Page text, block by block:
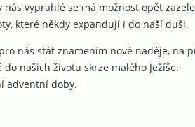
nás vyprahlé se má možnost opět
které někdy expandují i do naší duši.
nás stát znamením nové naděje, na
našich životu skrze malého Ježíše.
adventní doby.